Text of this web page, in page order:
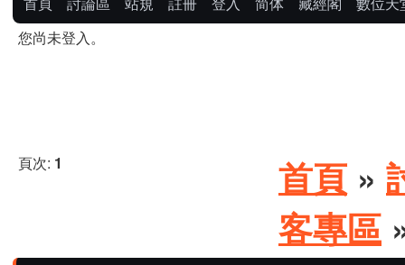
您尚未登入。
頁次: 1 首頁 »
客專區